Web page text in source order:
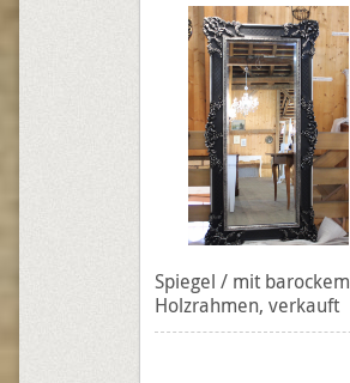
Spiegel / mit barockem
Holzrahmen, verkauft